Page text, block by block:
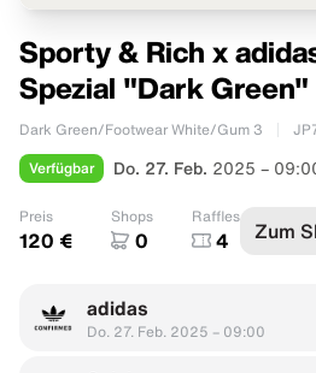
Sporty & Rich x
Spezial "Dark Green"
Dark Green/Footwear White/Gum 3
Verfügbar Do. 27. Feb. 2025 –
Preis
120 €
Shops
0
Raffles
4 Zum
adidas
Do. 27. Feb. 2025 – 09:00